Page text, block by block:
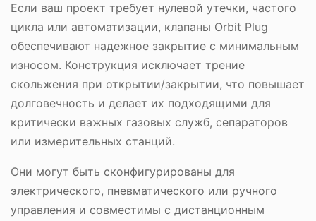
Если ваш проект требует нулевой утечки, частого
цикла или автоматизации, клапаны Orbit Plug
обеспечивают надежное закрытие с минимальным
износом. Конструкция исключает трение
скольжения при открытии/закрытии, что повышает
долговечность и делает их подходящими для
критически важных газовых служб, сепараторов
или измерительных станций.
Они могут быть сконфигурированы для
электрического, пневматического или ручного
управления и совместимы с дистанционным